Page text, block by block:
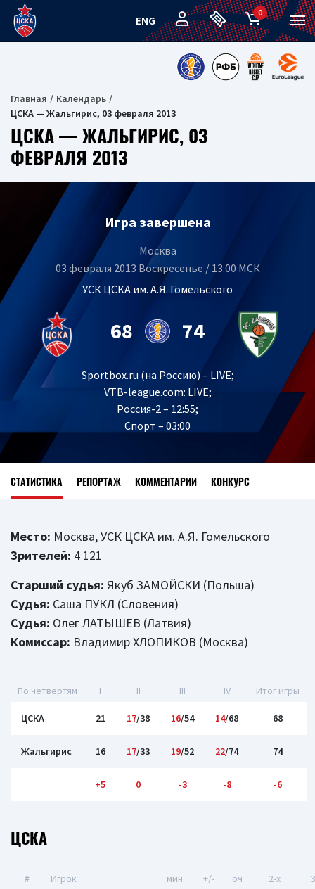
ENG
0
Главная
Календарь
ЦСКА — Жальгирис, 03 февраля 2013
ЦСКА — ЖАЛЬГИРИС, 03
ФЕВРАЛЯ 2013
Игра завершена
Москва
03 февраля 2013 Воскресенье / 13:00 МСК
УСК ЦСКА им. А.Я. Гомельского
68 74
Sportbox.ru (на Россию) – LIVE;
VTB-league.com: LIVE;
Россия-2 – 12:55;
Спорт – 03:00
СТАТИСТИКА РЕПОРТАЖ КОММЕНТАРИИ КОНКУРС
Место: Москва, УСК ЦСКА им. А.Я. Гомельского
Зрителей: 4 121
Старший судья: Якуб ЗАМОЙСКИ (Польша)
Судья: Саша ПУКЛ (Словения)
Судья: Олег ЛАТЫШЕВ (Латвия)
Комиссар: Владимир ХЛОПИКОВ (Москва)
По четвертям I II III IV Итог игры
ЦСКА 21 17/38 16/54 14/68 68
Жальгирис 16 17/33 19/52 22/74 74
+5 0 -3 -8 -6
ЦСКА
# Игрок мин +/- оч 2-x